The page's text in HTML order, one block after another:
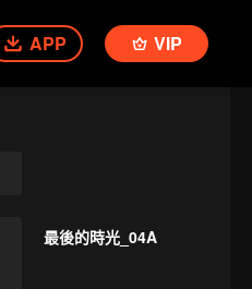
APP VIP
最後的時光_04A